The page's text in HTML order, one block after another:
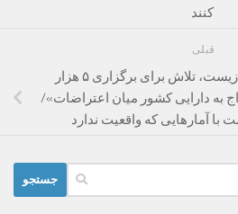
کنند
قبلی
تیشه بر ریشه محیط زیست، تلاش برای برگزاری ۵ هزار
به دارایی کشور میان اعتراضات»/
آمارهایی که واقعیت ندارد